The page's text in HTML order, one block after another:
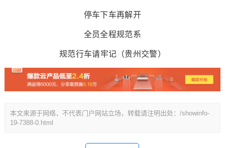
停车下车再解开
全员全程规范系
规范行车请牢记（贵州交警）
本文来源于网络，不代表门户网站立场，转载请注明出处：/showinfo-
19-7388-0.html